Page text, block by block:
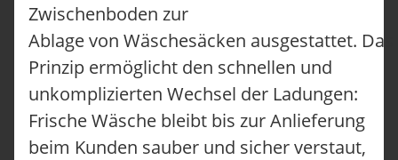
Zwischenboden zur
Ablage von Wäschesäcken ausgestattet.
Prinzip ermöglicht den schnellen und
unkomplizierten Wechsel der Ladungen:
Frische Wäsche bleibt bis zur Anlieferung
beim Kunden sauber und sicher verstaut,